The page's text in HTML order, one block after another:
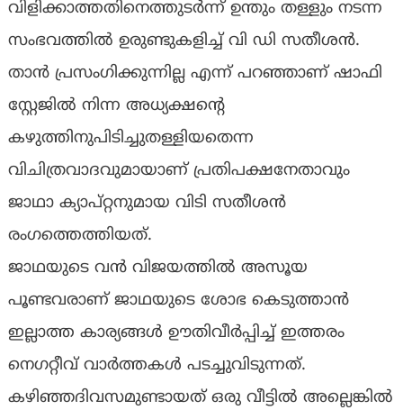
വിളിക്കാത്തതിനെത്തുടർന്ന് ഉന്തും തള്ളും നടന്ന
സംഭവത്തിൽ ഉരുണ്ടുകളിച്ച് വി ഡി സതീശൻ.
താൻ പ്രസംഗിക്കുന്നില്ല എന്ന് പറഞ്ഞാണ് ഷാഫി
സ്റ്റേജിൽ നിന്ന അധ്യക്ഷൻ്റെ
കഴുത്തിനുപിടിച്ചുതള്ളിയതെന്ന
വിചിത്രവാദവുമായാണ് പ്രതിപക്ഷനേതാവും
ജാഥാ ക്യാപ്റ്റനുമായ വിടി സതീശൻ
രംഗത്തെത്തിയത്.
ജാഥയുടെ വൻ വിജയത്തിൽ അസൂയ
പൂണ്ടവരാണ് ജാഥയുടെ ശോഭ കെടുത്താൻ
ഇല്ലാത്ത കാര്യങ്ങൾ ഊതിവീർപ്പിച്ച് ഇത്തരം
നെഗറ്റീവ് വാർത്തകൾ പടച്ചുവിടുന്നത്.
കഴിഞ്ഞദിവസമുണ്ടായത് ഒരു വീട്ടിൽ അല്ലെങ്കിൽ